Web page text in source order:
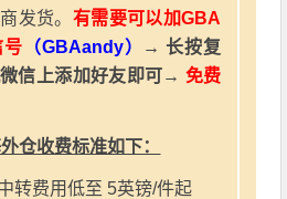
发货。 有需要可以加GBA
号 （GBAandy）
→ 长按复
信上添加好友即可→ 免费
仓收费标准如下：
转费用低至 5英镑/件起